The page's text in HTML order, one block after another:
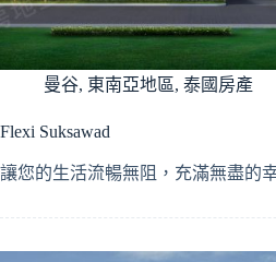
曼谷, 東南亞地區, 泰國房產
Flexi Suksawad
讓您的生活流暢無阻，充滿無盡的